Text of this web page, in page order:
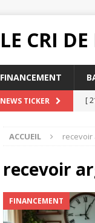
LE CRI
FINANCEMENT
NEWS TICKER [
[
[
[
ACCUEIL recevoir
recevoir
FINANCEMENT